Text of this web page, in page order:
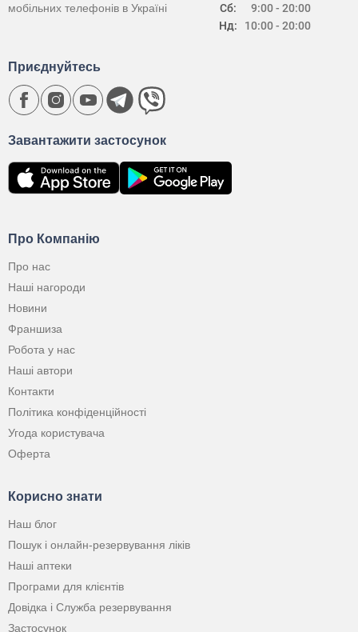
Сб:
Нд:
9:00 - 20:00
10:00 - 20:00
мобільних телефонів в Україні
Про Компанію
Про нас
Наші нагороди
Новини
Франшиза
Робота у нас
Наші автори
Контакти
Політика конфіденційності
Угода користувача
Оферта
Корисно знати
Наш блог
Пошук і онлайн-резервування ліків
Наші аптеки
Програми для клієнтів
Довідка і Служба резервування
Застосунок
Завантажити застосунок
Приєднуйтесь